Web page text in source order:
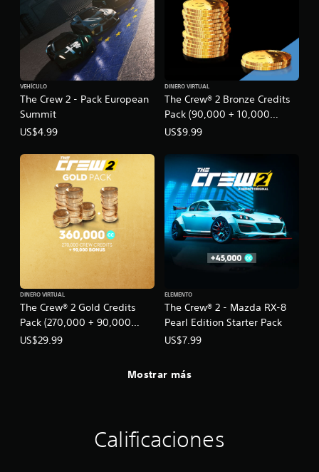
The Crew 2 - Pack European
Summit
VEHÍCULO
US$4.99
The Crew® 2 Bronze Credits
Pack (90,000 + 10,000
bonus)
DINERO VIRTUAL
US$9.99
The Crew® 2 Gold Credits
Pack (270,000 + 90,000
bonus)
DINERO VIRTUAL
US$29.99
The Crew® 2 - Mazda RX-8
Pearl Edition Starter Pack
ELEMENTO
US$7.99
Mostrar más
Calificaciones